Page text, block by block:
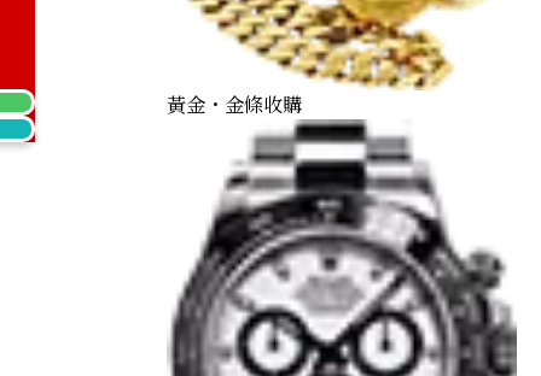
Leaf Gold Coin 1/4oz
黃金・金條收購